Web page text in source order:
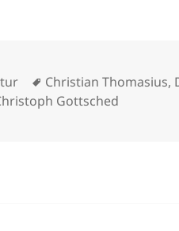
Schlagwörter
Christian Thomasius,
Gottsched